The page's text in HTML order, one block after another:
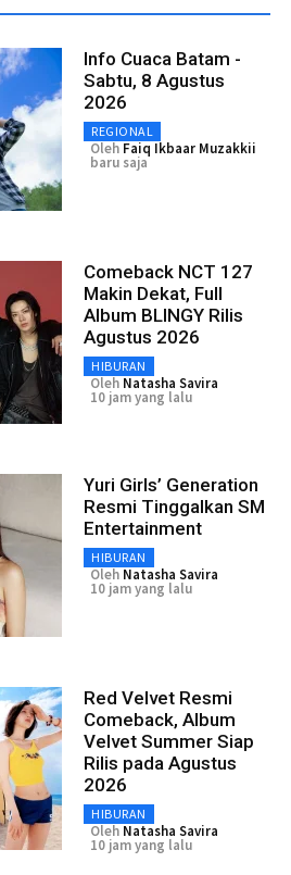
Info Cuaca Batam -
Sabtu, 8 Agustus
2026
REGIONAL
Oleh Faiq Ikbaar Muzakkii
baru saja
Comeback NCT 127
Makin Dekat, Full
Album BLINGY Rilis
Agustus 2026
HIBURAN
Oleh Natasha Savira
10 jam yang lalu
Yuri Girls’ Generation
Resmi Tinggalkan SM
Entertainment
HIBURAN
Oleh Natasha Savira
10 jam yang lalu
Red Velvet Resmi
Comeback, Album
Velvet Summer Siap
Rilis pada Agustus
2026
HIBURAN
Oleh Natasha Savira
10 jam yang lalu